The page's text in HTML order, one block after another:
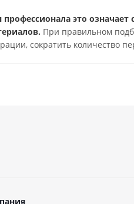
профессионала это
При правильном
сократить количество